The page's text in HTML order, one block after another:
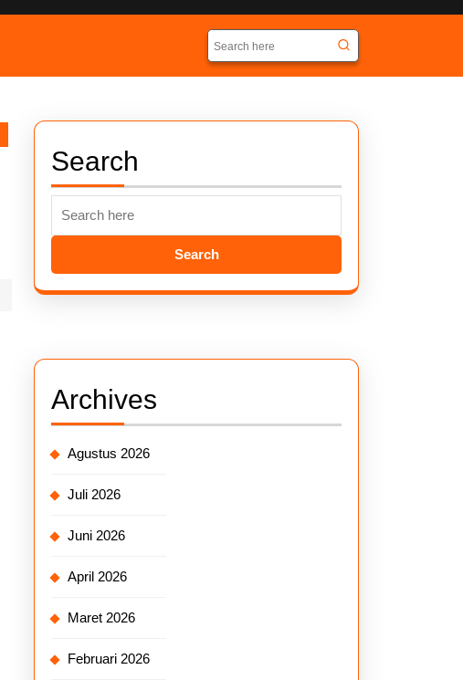
Search
for:
Search
for:
Archives
Agustus 2026
Juli 2026
Juni 2026
April 2026
Maret 2026
Februari 2026